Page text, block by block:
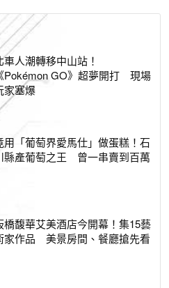
車人潮轉移中山站！
《Pokémon GO》超夢開打 現場
家塞爆
用「葡萄界愛馬仕」做蛋糕！石
縣產葡萄之王 曾一串賣到百萬
橋馥華艾美酒店今開幕！集15藝
家作品 美景房間、餐廳搶先看